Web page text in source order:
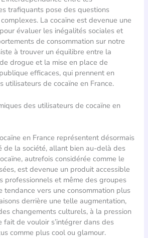
trafiquants pose des questions
La cocaïne est devenue une
évaluer les inégalités sociales et
de consommation sur notre
à trouver un équilibre entre la
drogue et la mise en place de
efficaces, qui prennent en
utilisateurs de cocaïne en France.
des utilisateurs de cocaïne en
en France représentent désormais
de la société, allant bien au-delà des
autrefois considérée comme le
est devenue un produit accessible
professionnels et même des groupes
tendance vers une consommation plus
derrière une telle augmentation,
changements culturels, à la pression
fait de vouloir s’intégrer dans des
comme plus cool ou glamour.